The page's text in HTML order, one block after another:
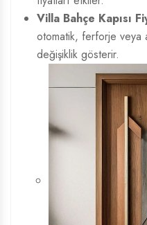
Villa Bahçe Kapısı
otomatik, ferforje veya
değişiklik gösterir.